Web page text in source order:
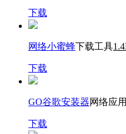
下载
网络小蜜蜂下载工具
下载
GO谷歌安装器网络应用
下载